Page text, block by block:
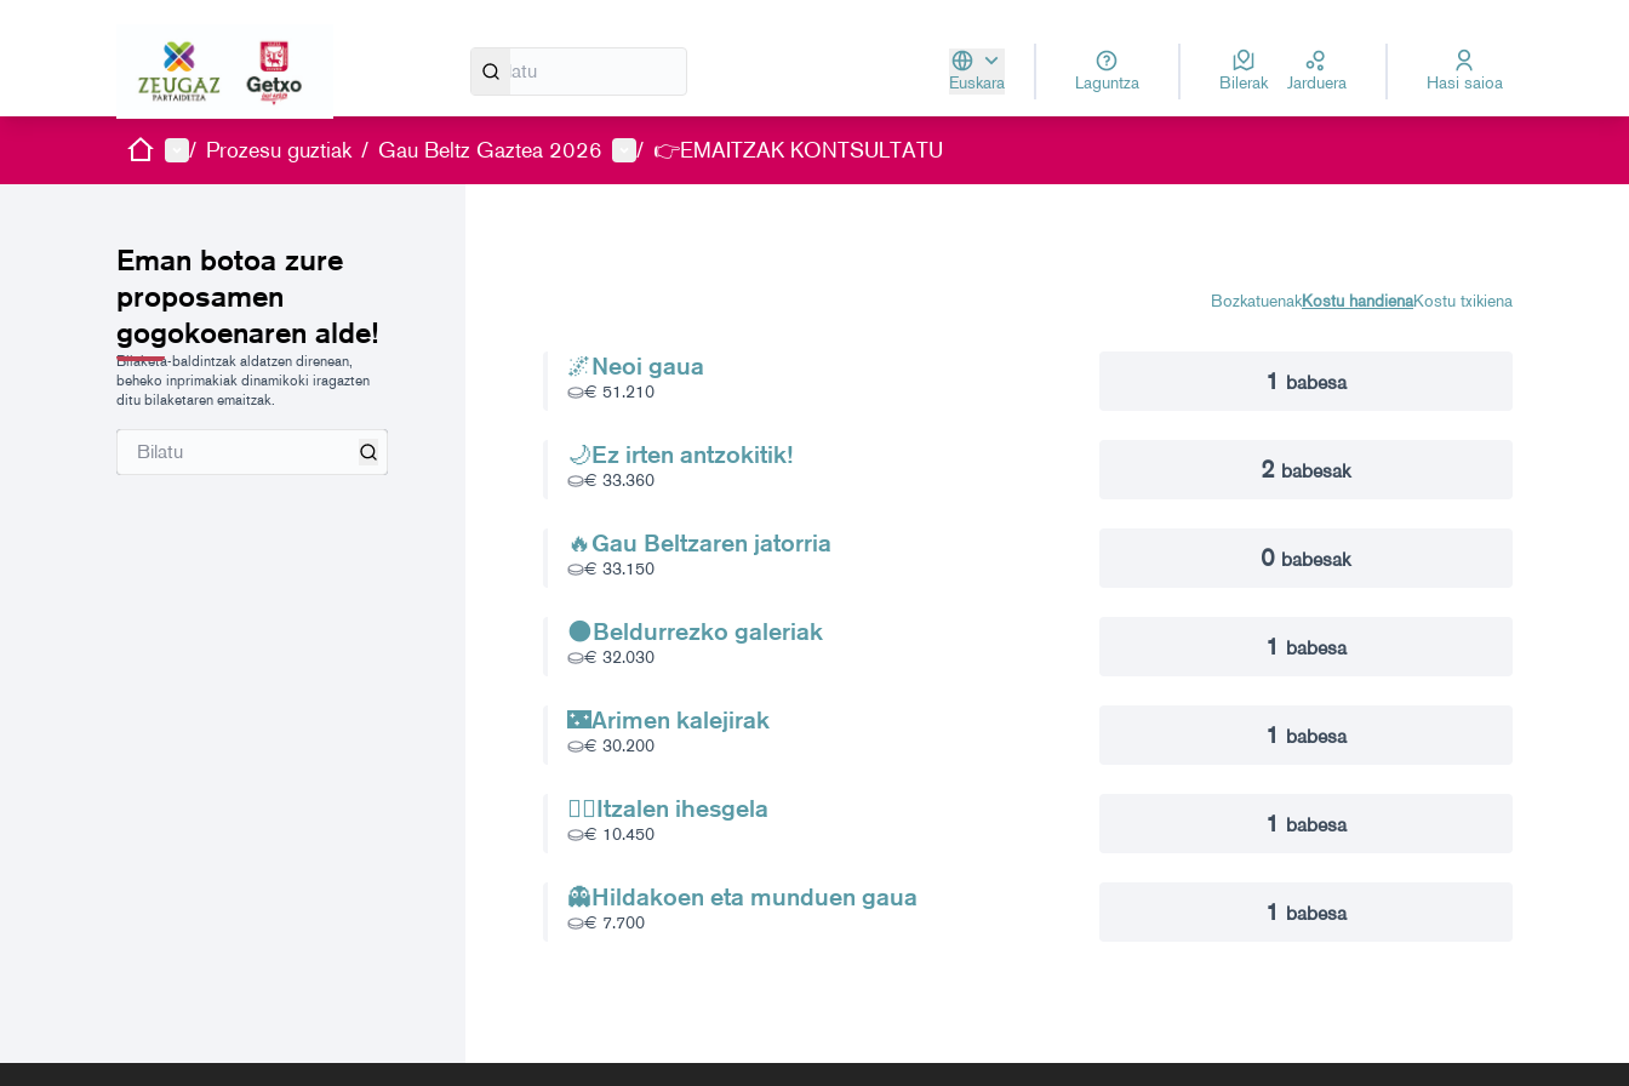
Euskara
Aukeratu hizkuntzaElegir el idioma
Laguntza Bilerak Jarduera Hasi saioa
HasieraMenu nagusia
/ Prozesu guztiak / Gau Beltz Gaztea 2026 Parte-hartzailearen menua
/ 👉EMAITZAK KONTSULTATU
Eman botoa zure
proposamen
gogokoenaren alde!
Bilaketa-baldintzak aldatzen direnean,
beheko inprimakiak dinamikoki iragazten
ditu bilaketaren emaitzak.
BozkatuenakKostu handienaKostu txikiena
🌌Neoi gaua
€ 51.210 1 babesa
🌙Ez irten antzokitik!
€ 33.360 2 babesak
🔥Gau Beltzaren jatorria
€ 33.150 0 babesak
🌑Beldurrezko galeriak
€ 32.030 1 babesa
🌃Arimen kalejirak
€ 30.200 1 babesa
🧟‍♀️Itzalen ihesgela
€ 10.450 1 babesa
👻Hildakoen eta munduen gaua
€ 7.700 1 babesa